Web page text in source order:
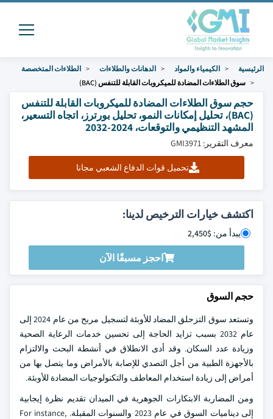
الرئيسية الكيمياء والمواد الدهانات والطلاءات
الطلاءات المتخصصة
سوق الطلاءات المضادة للميكروبات القابلة للتنفس (BAC)
حجم سوق الطلاءات المضادة للميكروبات القابلة للتنفس
(BAC)، تحليل إمكانات النمو، تحليل بورترز، اتجاه التسعير،
المشهد التنظيمي والتوقعات، 2024-2032
معرف التقرير: GMI3971
تحميل قوات الدفاع الشعبي مجانا
اكتشف خيارات الترخيص لدينا:
يبدأ من: $2,450
احجز مسبقًا الآن
حجم السوق
وتستعد سوق التزحلق المضاد للأوبئة لتسجيل مربح من عام 2024 إلى
عام 2032 بسبب تزايد الحاجة إلى تحسين خدمات الرعاية الصحية
وزيادة عدد السكان. وقد أدى الانطلاق في أنشطة البحث والالتزام
بالأجهزة الطبية من أجل التصدي للإصابة بالأمراض وما يتصل بها من
أمراض إلى زيادة استخدام المعاطف والتكنولوجيات المضادة للأوبئة.
ومن المضاربة الابتكارات الجوهرية في الميدان تقديم نظرة إيجابية
إلى ديناميات السوق في عام 2023 والسنوات المقبلة. For instance,